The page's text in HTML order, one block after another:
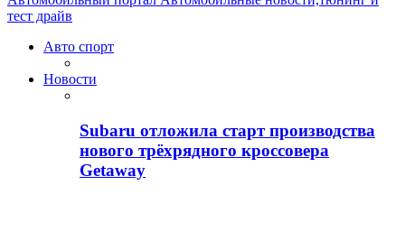
тест драйв
Авто спорт
Новости
Subaru отложила старт производства
нового трёхрядного кроссовера
Getaway